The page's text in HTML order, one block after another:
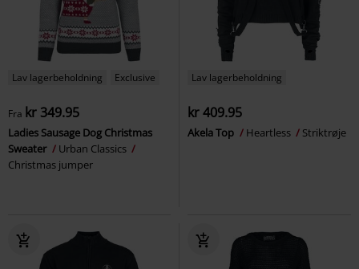
Lav lagerbeholdning Exclusive
Fra kr 349.95
Ladies Sausage Dog Christmas
Sweater
Urban Classics
Christmas jumper
Lav lagerbeholdning
kr 409.95
Akela Top Heartless Striktrøje